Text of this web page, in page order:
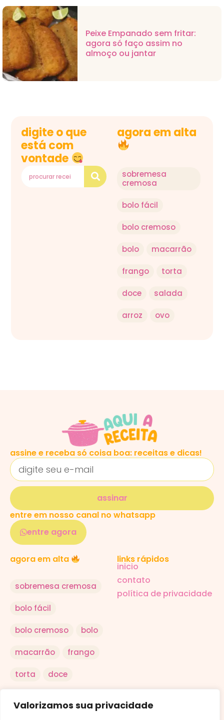
Valorizamos sua privacidade
Peixe Empanado sem fritar:
agora só faço assim no
almoço ou jantar
digite o que
está com
vontade
agora em alta
sobremesa
cremosa
bolo fácil
bolo cremoso
bolo macarrão
frango torta
doce salada
arroz ovo
assine e receba só coisa boa: receitas e dicas!
assinar
entre em nosso canal no whatsapp
entre agora
agora em alta
sobremesa cremosa
bolo fácil
bolo cremoso bolo
macarrão frango
torta doce
links rápidos
inicio
contato
política de privacidade